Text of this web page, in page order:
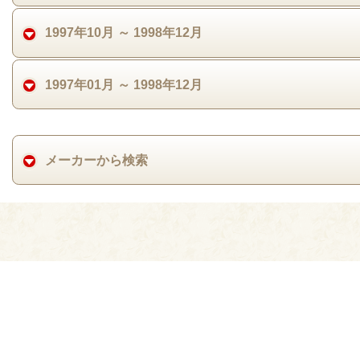
1997年10月 ～ 1998年12月
1997年01月 ～ 1998年12月
メーカーから検索